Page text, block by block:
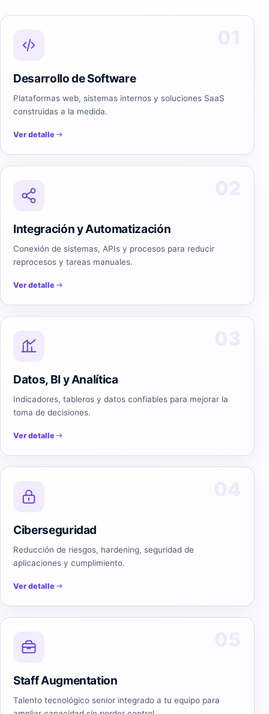
Desarrollo de Software
Plataformas web, sistemas internos y soluciones SaaS
construidas a la medida.
Ver detalle
Integración y Automatización
Conexión de sistemas, APIs y procesos para reducir
reprocesos y tareas manuales.
Ver detalle
Datos, BI y Analítica
Indicadores, tableros y datos confiables para mejorar la
toma de decisiones.
Ver detalle
Ciberseguridad
Reducción de riesgos, hardening, seguridad de
aplicaciones y cumplimiento.
Ver detalle
Staff Augmentation
Talento tecnológico senior integrado a tu equipo para